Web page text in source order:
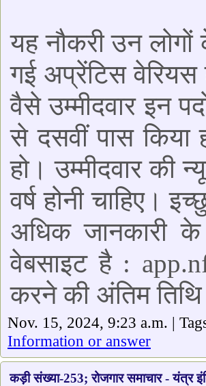
यह नौकरी उन लोगों
गई अप्रेंटिस
वैसे उम्मीदवार इन
से दसवीं पास किया
हो। उम्मीदवार की
वर्ष होनी चाहिए।
अधिक जानकारी
वेबसाइट है :
करने की अंतिम
Nov. 15, 2024, 9:23 a.m. |
Information or answer
कड़ी संख्या-253; रोजगार समाचार - यंत्र